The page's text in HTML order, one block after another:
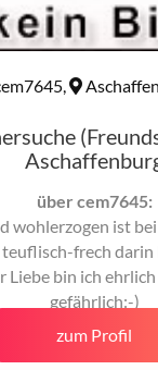
über cem7645:
wohlerzogen ist
teuflisch-frech
Liebe bin ich
gefährlich:-)
zum Profil